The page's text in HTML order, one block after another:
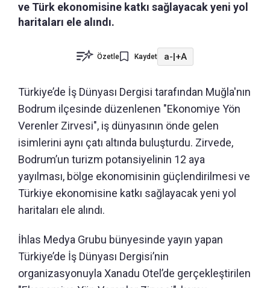
ve Türk ekonomisine katkı sağlayacak yeni yol
haritaları ele alındı.
Özetle Kaydet a-|+A
Türkiye’de İş Dünyası Dergisi tarafından Muğla'nın
Bodrum ilçesinde düzenlenen "Ekonomiye Yön
Verenler Zirvesi", iş dünyasının önde gelen
isimlerini aynı çatı altında buluşturdu. Zirvede,
Bodrum’un turizm potansiyelinin 12 aya
yayılması, bölge ekonomisinin güçlendirilmesi ve
Türkiye ekonomisine katkı sağlayacak yeni yol
haritaları ele alındı.
İhlas Medya Grubu bünyesinde yayın yapan
Türkiye’de İş Dünyası Dergisi’nin
organizasyonuyla Xanadu Otel’de gerçekleştirilen